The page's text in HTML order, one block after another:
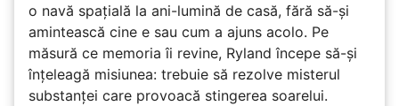
o navă spațială la ani-lumină de casă, fără să-și
amintească cine e sau cum a ajuns acolo. Pe
măsură ce memoria îi revine, Ryland începe să-și
înțeleagă misiunea: trebuie să rezolve misterul
substanței care provoacă stingerea soarelui.